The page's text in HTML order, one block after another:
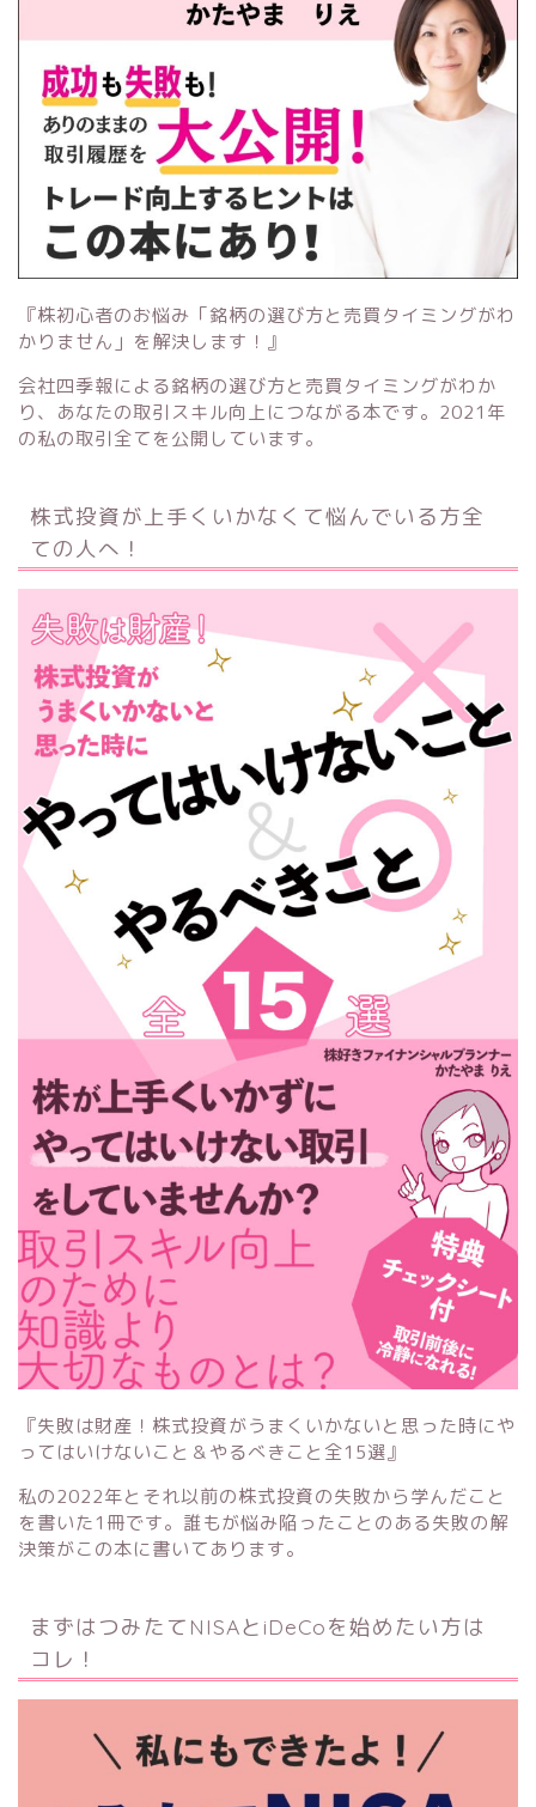
『株初心者のお悩み「銘柄の選び方と売買タイミングがわ
かりません」を解決します！』
会社四季報による銘柄の選び方と売買タイミングがわか
り、あなたの取引スキル向上につながる本です。2021年
の私の取引全てを公開しています。
株式投資が上手くいかなくて悩んでいる方全
ての人へ！
『失敗は財産！株式投資がうまくいかないと思った時にや
ってはいけないこと＆やるべきこと全15選』
私の2022年とそれ以前の株式投資の失敗から学んだこと
を書いた1冊です。誰もが悩み陥ったことのある失敗の解
決策がこの本に書いてあります。
まずはつみたてNISAとiDeCoを始めたい方は
コレ！